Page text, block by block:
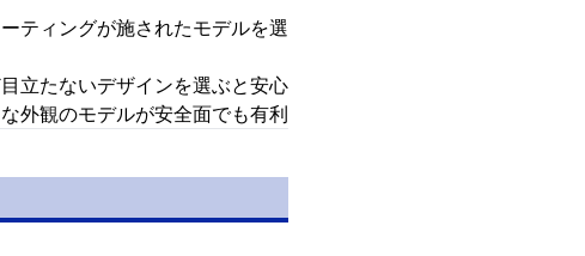
ティングが施されたモデルを選
立たないデザインを選ぶと安心
外観のモデルが安全面でも有利